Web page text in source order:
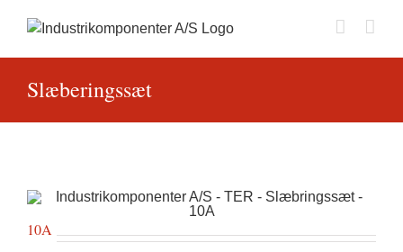
Slæberingssæt
10A